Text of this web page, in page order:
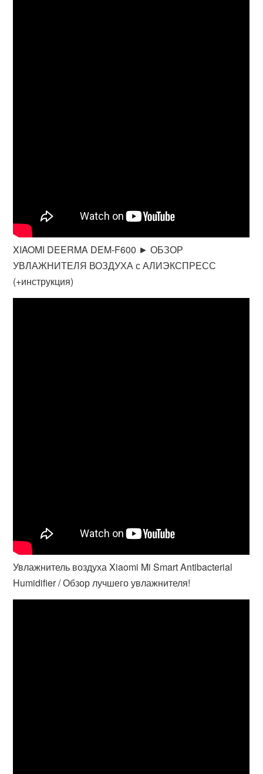
XIAOMI DEERMA DEM-F600 ► ОБЗОР
УВЛАЖНИТЕЛЯ ВОЗДУХА с АЛИЭКСПРЕСС
(+инструкция)
Увлажнитель воздуха Xiaomi Mi Smart Antibacterial
Humidifier / Обзор лучшего увлажнителя!